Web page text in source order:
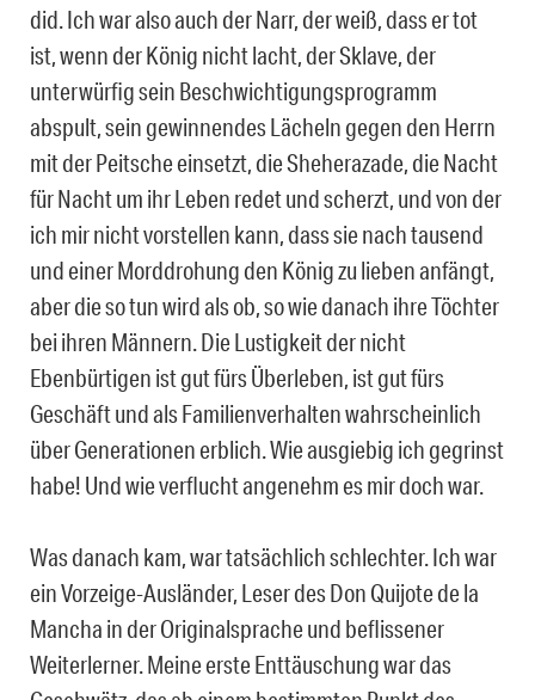
did. Ich war also auch der Narr, der weiß, dass er tot
ist, wenn der König nicht lacht, der Sklave, der
unterwürfig sein Beschwichtigungsprogramm
abspult, sein gewinnendes Lächeln gegen den Herrn
mit der Peitsche einsetzt, die Sheherazade, die Nacht
für Nacht um ihr Leben redet und scherzt, und von der
ich mir nicht vorstellen kann, dass sie nach tausend
und einer Morddrohung den König zu lieben anfängt,
aber die so tun wird als ob, so wie danach ihre Töchter
bei ihren Männern. Die Lustigkeit der nicht
Ebenbürtigen ist gut fürs Überleben, ist gut fürs
Geschäft und als Familienverhalten wahrscheinlich
über Generationen erblich. Wie ausgiebig ich gegrinst
habe! Und wie verflucht angenehm es mir doch war.
Was danach kam, war tatsächlich schlechter. Ich war
ein Vorzeige-Ausländer, Leser des Don Quijote de la
Mancha in der Originalsprache und beflissener
Weiterlerner. Meine erste Enttäuschung war das